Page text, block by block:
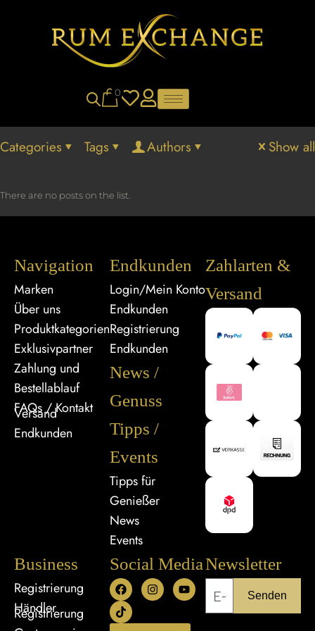
0
Categories Tags Authors Show all
There are no posts on the list.
Navigation
Marken
Über uns
Produktkategorien
Exklusivpartner
Zahlung und
Bestellablauf
FAQs / Kontakt
Versand
Endkunden
Endkunden
Login/Mein Konto
Endkunden
Registrierung
Endkunden
News /
Genuss
Tipps /
Events
Tipps für
Genießer
News
Events
Zahlarten &
Versand
Business
Registrierung
Händler
Registrierung
Social MediaNewsletter
Senden